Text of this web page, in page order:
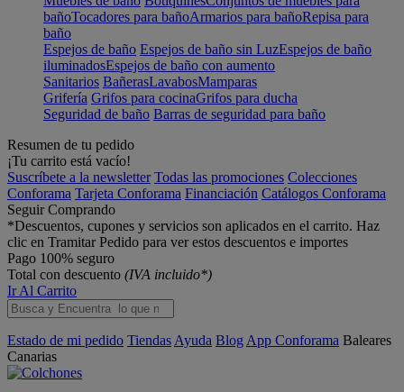
bañoTocadores para bañoArmarios para bañoRepisa para
baño
Espejos de baño Espejos de baño sin LuzEspejos de baño
iluminadosEspejos de baño con aumento
Sanitarios BañerasLavabosMamparas
Grifería Grifos para cocinaGrifos para ducha
Seguridad de baño Barras de seguridad para baño
Resumen de tu pedido
¡Tu carrito está vacío!
Suscríbete a la newsletter Todas las promociones Colecciones
Conforama Tarjeta Conforama Financiación Catálogos Conforama
Seguir Comprando
*Descuentos, cupones y servicios son aplicados en el carrito. Haz
clic en Tramitar Pedido para ver estos descuentos e importes
Pago 100% seguro
Total con descuento (IVA incluido*)
Ir Al Carrito
Estado de mi pedido Tiendas Ayuda Blog App Conforama Baleares
Canarias